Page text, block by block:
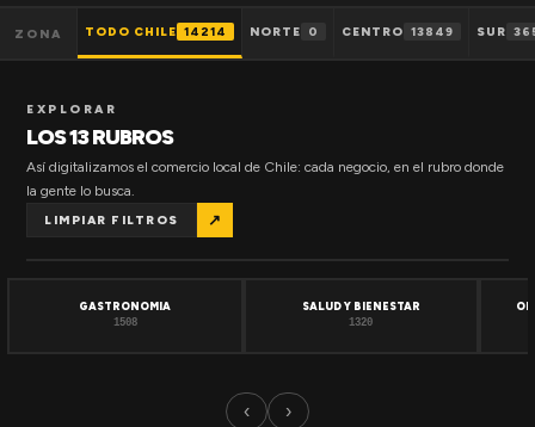
ZONA TODO CHILE 14214 NORTE 0 CENTRO 13849 SUR
EXPLORAR
LOS 13 RUBROS
Así digitalizamos el comercio local de Chile: cada negocio, en el rubro donde
la gente lo busca.
LIMPIAR FILTROS ↗
GASTRONOMIA
1508
SALUD Y BIENESTAR
1320
‹ ›